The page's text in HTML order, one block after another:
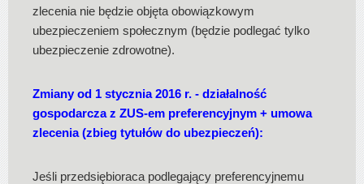
zlecenia nie będzie objęta obowiązkowym
ubezpieczeniem społecznym (będzie podlegać tylko
ubezpieczenie zdrowotne).
Zmiany od 1 stycznia 2016 r. - działalność
gospodarcza z ZUS-em preferencyjnym + umowa
zlecenia (zbieg tytułów do ubezpieczeń):
Jeśli przedsiębioraca podlegający preferencyjnemu